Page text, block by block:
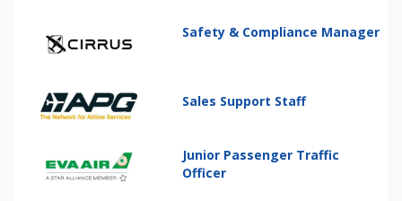
Safety & Compliance Manager
Sales Support Staff
Junior Passenger Traffic
Officer